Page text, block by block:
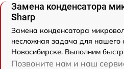
Замена конденсатора
Sharp
Замена конденсатора
несложная задача для нашего
Новосибирске. Выполним
Позвоните нам и наш